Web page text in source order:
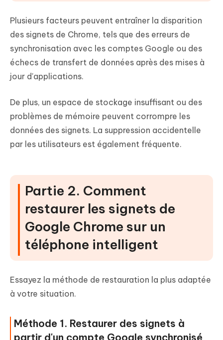
Plusieurs facteurs peuvent entraîner la disparition
des signets de Chrome, tels que des erreurs de
synchronisation avec les comptes Google ou des
échecs de transfert de données après des mises à
jour d'applications.
De plus, un espace de stockage insuffisant ou des
problèmes de mémoire peuvent corrompre les
données des signets. La suppression accidentelle
par les utilisateurs est également fréquente.
Partie 2. Comment
restaurer les signets de
Google Chrome sur un
téléphone intelligent
Essayez la méthode de restauration la plus adaptée
à votre situation.
Méthode 1. Restaurer des signets à
partir d'un compte Google synchronisé